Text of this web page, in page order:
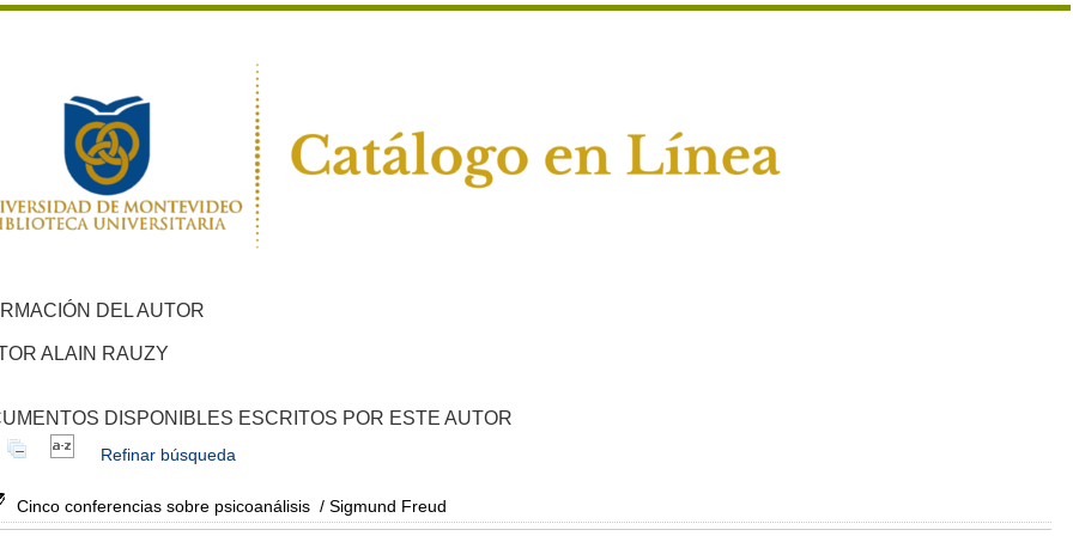
DEL AUTOR
ALAIN RAUZY
DISPONIBLES ESCRITOS POR ESTE AUTOR
Refinar búsqueda
Cinco conferencias sobre psicoanálisis / Sigmund Freud